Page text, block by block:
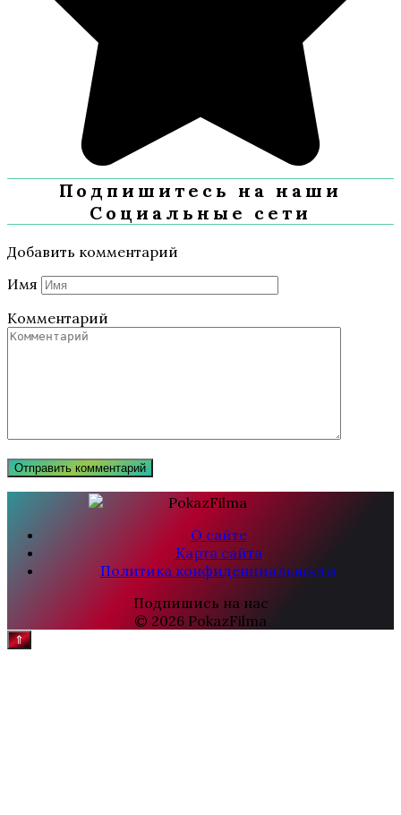
Подпишитесь на наши
Социальные сети
Добавить комментарий
Имя
Комментарий
О сайте
Карта сайта
Политика конфиденциальности
Подпишись на нас
© 2026 PokazFilma